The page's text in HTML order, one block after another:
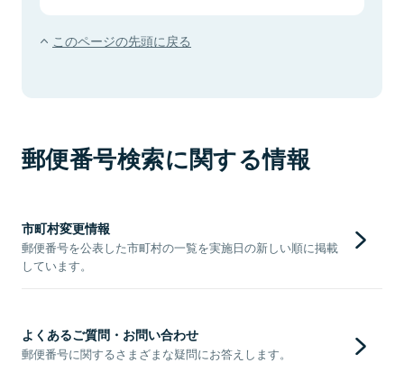
このページの先頭に戻る
郵便番号検索に関する情報
市町村変更情報
郵便番号を公表した市町村の一覧を実施日の新しい順に掲載
しています。
よくあるご質問・お問い合わせ
郵便番号に関するさまざまな疑問にお答えします。